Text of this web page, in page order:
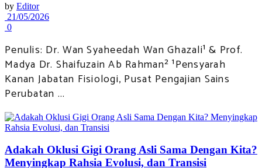
by Editor
21/05/2026
0
Penulis: Dr. Wan Syaheedah Wan Ghazali¹ & Prof.
Madya Dr. Shaifuzain Ab Rahman² ¹Pensyarah
Kanan Jabatan Fisiologi, Pusat Pengajian Sains
Perubatan ...
Adakah Oklusi Gigi Orang Asli Sama Dengan Kita?
Menyingkap Rahsia Evolusi, dan Transisi